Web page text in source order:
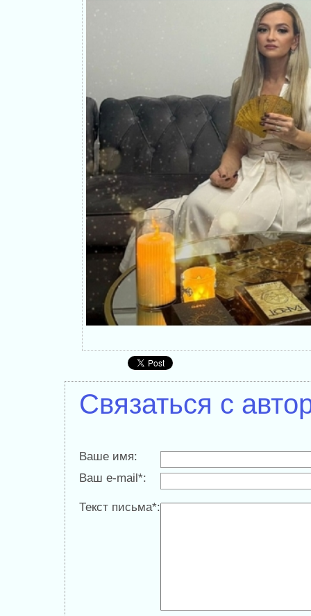
Связаться с
Ваше имя:
Ваш e-mail*:
Текст письма*: